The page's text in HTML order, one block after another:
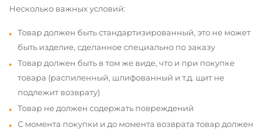
Несколько важных условий:
Товар должен быть стандартизированный, это не может
быть изделие, сделанное специально по заказу
Товар должен быть в том же виде, что и при покупке
товара (распиленный, шлифованный и т.д. щит не
подлежит возврату)
Товар не должен содержать повреждений
С момента покупки и до момента возврата товар должен